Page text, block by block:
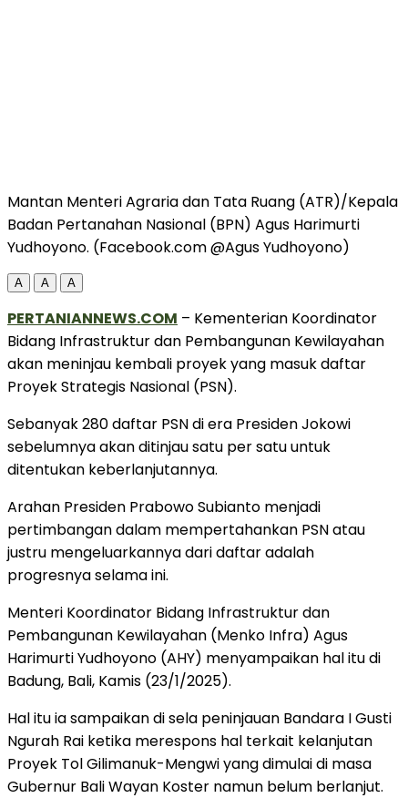
Mantan Menteri Agraria dan Tata Ruang (ATR)/Kepala
Badan Pertanahan Nasional (BPN) Agus Harimurti
Yudhoyono. (Facebook.com @Agus Yudhoyono)
A A A
PERTANIANNEWS.COM – Kementerian Koordinator
Bidang Infrastruktur dan Pembangunan Kewilayahan
akan meninjau kembali proyek yang masuk daftar
Proyek Strategis Nasional (PSN).
Sebanyak 280 daftar PSN di era Presiden Jokowi
sebelumnya akan ditinjau satu per satu untuk
ditentukan keberlanjutannya.
Arahan Presiden Prabowo Subianto menjadi
pertimbangan dalam mempertahankan PSN atau
justru mengeluarkannya dari daftar adalah
progresnya selama ini.
Menteri Koordinator Bidang Infrastruktur dan
Pembangunan Kewilayahan (Menko Infra) Agus
Harimurti Yudhoyono (AHY) menyampaikan hal itu di
Badung, Bali, Kamis (23/1/2025).
Hal itu ia sampaikan di sela peninjauan Bandara I Gusti
Ngurah Rai ketika merespons hal terkait kelanjutan
Proyek Tol Gilimanuk-Mengwi yang dimulai di masa
Gubernur Bali Wayan Koster namun belum berlanjut.